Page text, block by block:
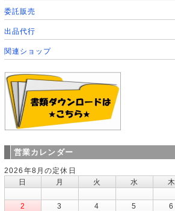
委託販売
出品代行
関連ショップ
営業カレンダー
2026年8月の定休日
日
月 火 水 木
2
3 4 5 6